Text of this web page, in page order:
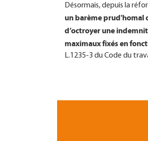
Désormais, depuis la
un barème prud'homal
d’octroyer une
maximaux fixés en
L.1235-3 du Code du
Barème des
Conseils des